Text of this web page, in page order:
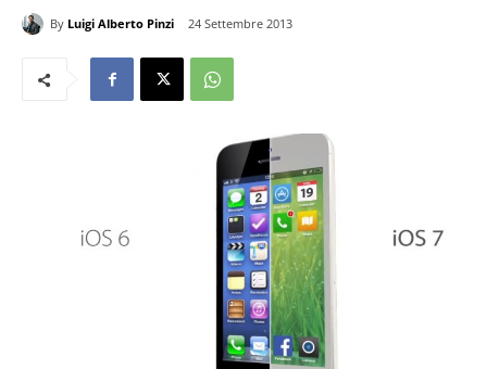
By Luigi Alberto Pinzi 24 Settembre 2013